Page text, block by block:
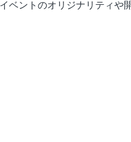
ベントのオリジナリティや